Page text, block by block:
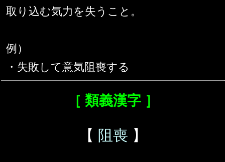
取り込む気力を失うこと。
例）
・失敗して意気阻喪する
［ 類義漢字 ］
【 阻喪 】